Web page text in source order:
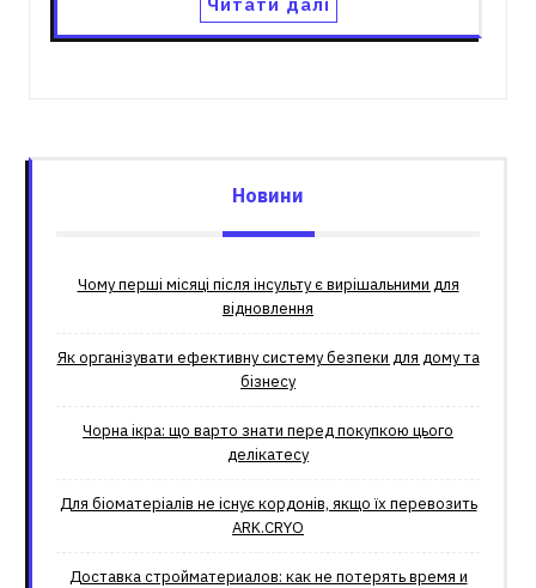
Новини
Чому перші місяці після інсульту є вирішальними для
відновлення
Як організувати ефективну систему безпеки для дому та
бізнесу
Чорна ікра: що варто знати перед покупкою цього
делікатесу
Для біоматеріалів не існує кордонів, якщо їх перевозить
ARK.CRYO
Доставка стройматериалов: как не потерять время и